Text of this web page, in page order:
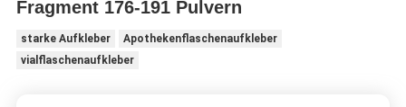
Fragment 176-191 Pulvern
starke Aufkleber
Apothekenflaschenaufkleber
vialflaschenaufkleber